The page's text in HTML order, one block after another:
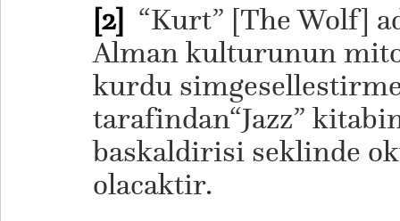
[2] “Kurt” [The Wolf]
Alman kulturunun
kurdu
tarafindan“Jazz”
baskaldirisi seklinde
olacaktir.